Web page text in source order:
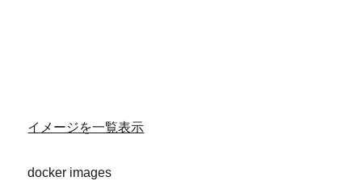
イメージを一覧表示
docker images